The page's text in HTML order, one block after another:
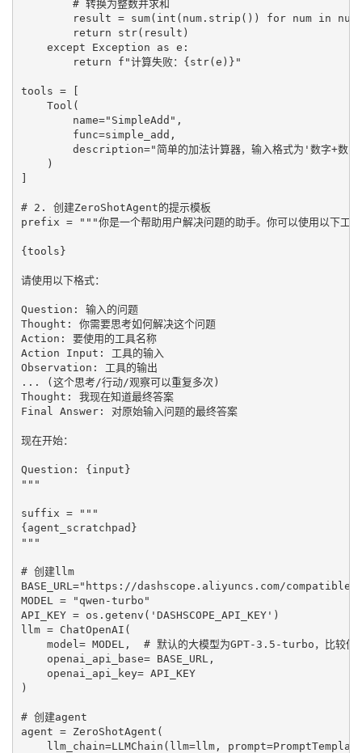
        # 转换为整数并求和
result = sum(int(num.strip()) for num in
        return str(result)
    except Exception as e:
        return f"计算失败：{str(e)}"
tools = [
    Tool(
        name="SimpleAdd",
        func=simple_add,
description="简单的加法计算器，输入格式为'数字+数字
    )
]
# 2. 创建ZeroShotAgent的提示模板
prefix = """你是一个帮助用户解决问题的助手。你可以使用以下工具
{tools}
请使用以下格式：
Question: 输入的问题
Thought: 你需要思考如何解决这个问题
Action: 要使用的工具名称
Action Input: 工具的输入
Observation: 工具的输出
... (这个思考/行动/观察可以重复多次)
Thought: 我现在知道最终答案
Final Answer: 对原始输入问题的最终答案
现在开始：
Question: {input}
"""
suffix = """
{agent_scratchpad}
"""
# 创建llm
BASE_URL="https://dashscope.aliyuncs.com/compatible-
MODEL = "qwen-turbo"
API_KEY = os.getenv('DASHSCOPE_API_KEY')
llm = ChatOpenAI(
model= MODEL,  # 默认的大模型为GPT-3.5-turbo，比较便
    openai_api_base= BASE_URL,
    openai_api_key= API_KEY
)
# 创建agent
agent = ZeroShotAgent(
llm_chain=LLMChain(llm=llm,